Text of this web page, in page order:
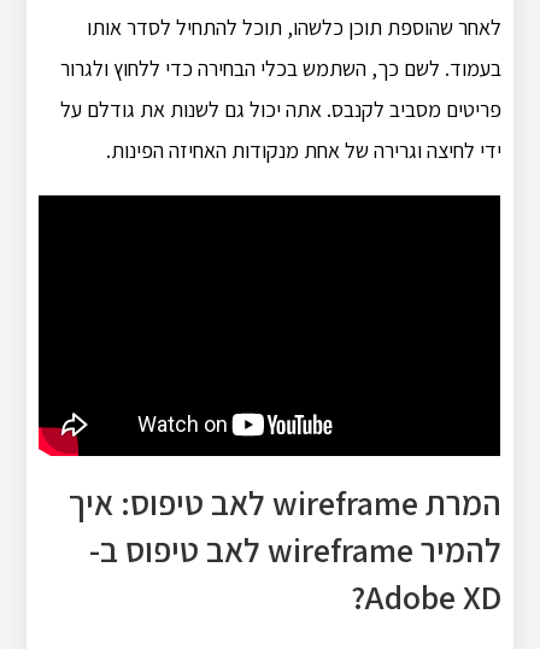
לאחר שהוספת תוכן כלשהו, תוכל להתחיל לסדר אותו
בעמוד. לשם כך, השתמש בכלי הבחירה כדי ללחוץ ולגרור
פריטים מסביב לקנבס. אתה יכול גם לשנות את גודלם על
ידי לחיצה וגרירה של אחת מנקודות האחיזה הפינות.
המרת wireframe לאב טיפוס: איך
להמיר wireframe לאב טיפוס ב-
Adobe XD?